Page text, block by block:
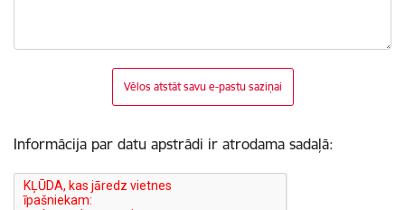
Vēlos atstāt savu e-pastu saziņai
Informācija par datu apstrādi ir atrodama sadaļā: